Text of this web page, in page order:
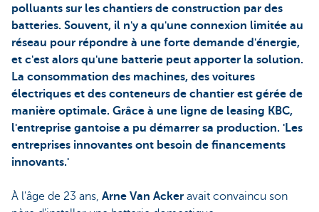
polluants sur les chantiers de construction par des
batteries. Souvent, il n'y a qu'une connexion limitée au
réseau pour répondre à une forte demande d'énergie,
et c'est alors qu'une batterie peut apporter la solution.
La consommation des machines, des voitures
électriques et des conteneurs de chantier est gérée de
manière optimale. Grâce à une ligne de leasing KBC,
l'entreprise gantoise a pu démarrer sa production. 'Les
entreprises innovantes ont besoin de financements
innovants.'
À l'âge de 23 ans, Arne Van Acker avait convaincu son